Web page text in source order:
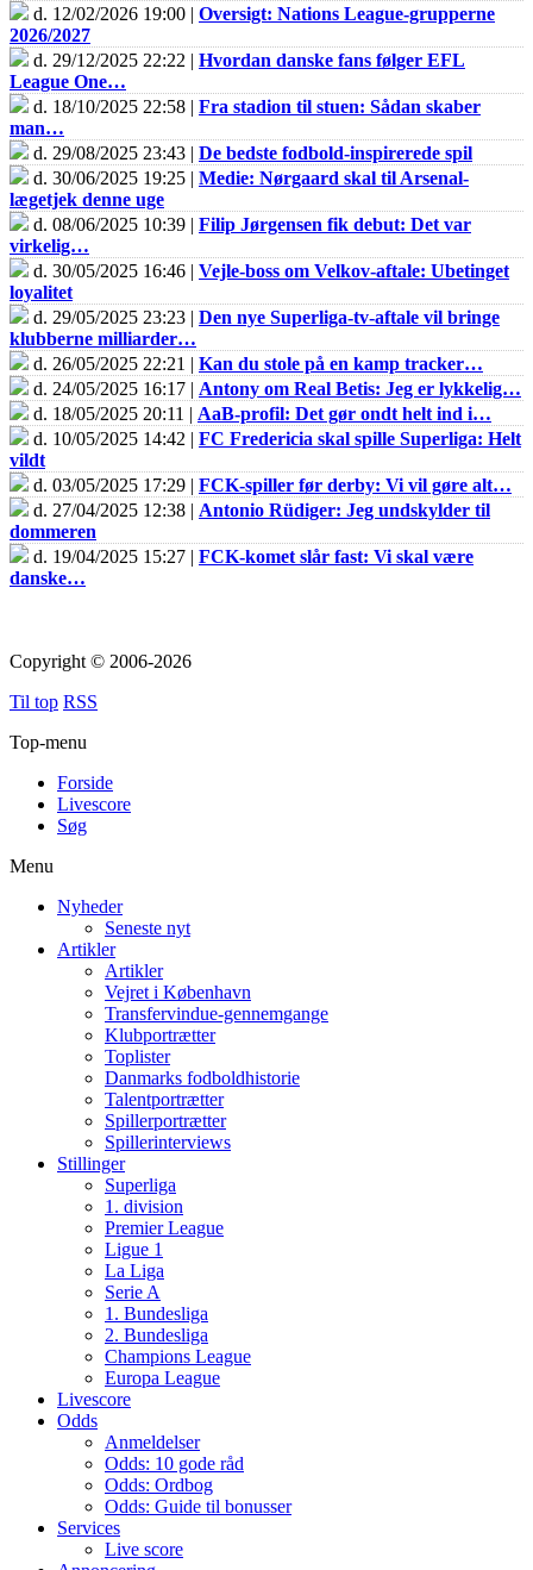
d. 12/02/2026 19:00 | Oversigt: Nations League-grupperne
2026/2027
d. 29/12/2025 22:22 | Hvordan danske fans følger EFL
League One…
d. 18/10/2025 22:58 | Fra stadion til stuen: Sådan skaber
man…
d. 29/08/2025 23:43 | De bedste fodbold-inspirerede spil
d. 30/06/2025 19:25 | Medie: Nørgaard skal til Arsenal-
lægetjek denne uge
d. 08/06/2025 10:39 | Filip Jørgensen fik debut: Det var
virkelig…
d. 30/05/2025 16:46 | Vejle-boss om Velkov-aftale: Ubetinget
loyalitet
d. 29/05/2025 23:23 | Den nye Superliga-tv-aftale vil bringe
klubberne milliarder…
d. 26/05/2025 22:21 | Kan du stole på en kamp tracker…
d. 24/05/2025 16:17 | Antony om Real Betis: Jeg er lykkelig…
d. 18/05/2025 20:11 | AaB-profil: Det gør ondt helt ind i…
d. 10/05/2025 14:42 | FC Fredericia skal spille Superliga: Helt
vildt
d. 03/05/2025 17:29 | FCK-spiller før derby: Vi vil gøre alt…
d. 27/04/2025 12:38 | Antonio Rüdiger: Jeg undskylder til
dommeren
d. 19/04/2025 15:27 | FCK-komet slår fast: Vi skal være
danske…
Copyright © 2006-2026
Til top RSS
Top-menu
Forside
Livescore
Søg
Menu
Nyheder
Seneste nyt
Artikler
Artikler
Vejret i København
Transfervindue-gennemgange
Klubportrætter
Toplister
Danmarks fodboldhistorie
Talentportrætter
Spillerportrætter
Spillerinterviews
Stillinger
Superliga
1. division
Premier League
Ligue 1
La Liga
Serie A
1. Bundesliga
2. Bundesliga
Champions League
Europa League
Livescore
Odds
Anmeldelser
Odds: 10 gode råd
Odds: Ordbog
Odds: Guide til bonusser
Services
Live score